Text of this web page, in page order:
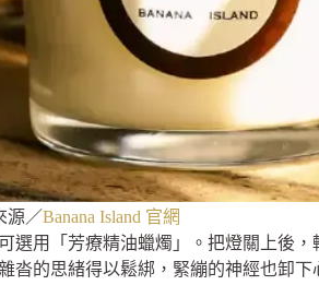
源／Banana Island 官網
選用「芳療精油蠟燭」。把燈關上後
沓的思緒得以鬆綁，緊繃的神經也卸